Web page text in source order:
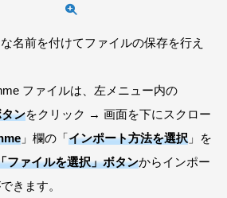
名前を付けてファイルの保存を行え
ファイルは、左メニュー内の
ンをクリック → 画面を下にスクロー
」欄の「インポート方法を選択 」を
ファイルを選択」ボタンからインポー
きます。